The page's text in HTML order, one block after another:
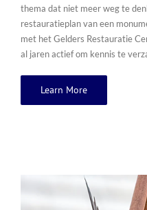
thema dat niet meer weg te
restauratieplan van een
met het Gelders Restauratie
al jaren actief om kennis te
Learn More